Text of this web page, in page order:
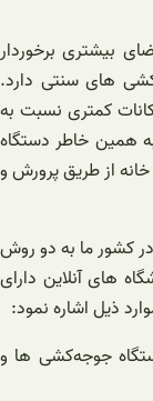
بیشتری برخوردار
های سنتی دارد.
کمتری نسبت به
همین خاطر دستگاه
از طریق پرورش و
کشور ما به دو روش
های آنلاین دارای
ذیل اشاره نمود:
‌جوجه‌کشی ها و